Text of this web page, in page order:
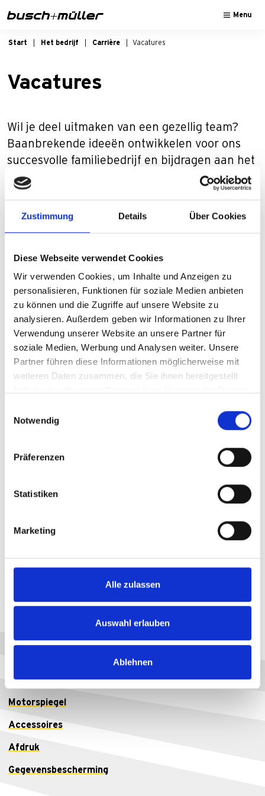
Zustimmung Details Über Cookies
Diese Webseite verwendet Cookies
Wir verwenden Cookies, um Inhalte und Anzeigen zu
personalisieren, Funktionen für soziale Medien anbieten
zu können und die Zugriffe auf unsere Website zu
analysieren. Außerdem geben wir Informationen zu Ihrer
Verwendung unserer Website an unsere Partner für
soziale Medien, Werbung und Analysen weiter. Unsere
Partner führen diese Informationen möglicherweise mit
weiteren Daten zusammen, die Sie ihnen bereitgestellt
Notwendig
Präferenzen
Statistiken
Marketing
Alle zulassen
Auswahl erlauben
Ablehnen
Menu
Start Het bedrijf Carrière Vacatures
Vacatures
Wil je deel uitmaken van een gezellig team?
Baanbrekende ideeën ontwikkelen voor ons
succesvolle familiebedrijf en bijdragen aan het
zichtbaar beter maken van tweewielers op de
weg? Stap dan op en ga met ons aan de slag!
Kun je geen baan vinden
die bij je past?
Neem dan het initiatief en overtuig ons waarom we
elkaar sowieso moeten leren kennen: Welke
ervaring en talenten zou je graag rendabel bij ons
willen inzetten? Inspireer ons met je vaardigheden
en laat ons weten wat je salarisverwachtingen zijn.
op twee wielen reist, zijn het vaak de omwegen
We kijken uit naar je
busch+müller op sociale media
Fietsspiegel
Motorspiegel
Accessoires
Afdruk
Gegevensbescherming